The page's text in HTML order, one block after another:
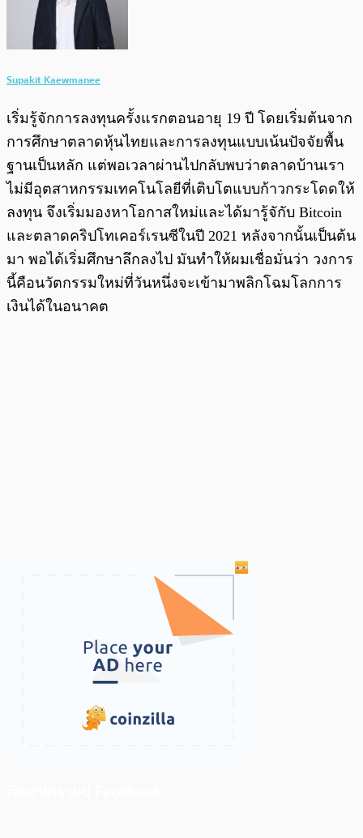
Supakit Kaewmanee
เริ่มรู้จักการลงทุนครั้งแรกตอนอายุ 19 ปี โดยเริ่มต้นจาก
การศึกษาตลาดหุ้นไทยและการลงทุนแบบเน้นปัจจัยพื้น
ฐานเป็นหลัก แต่พอเวลาผ่านไปกลับพบว่าตลาดบ้านเรา
ไม่มีอุตสาหกรรมเทคโนโลยีที่เติบโตแบบก้าวกระโดดให้
ลงทุน จึงเริ่มมองหาโอกาสใหม่และได้มารู้จักับ Bitcoin
และตลาดคริปโทเคอร์เรนซีในปี 2021 หลังจากนั้นเป็นต้น
มา พอได้เริ่มศึกษาลึกลงไป มันทำให้ผมเชื่อมั่นว่า วงการ
นี้คือนวัตกรรมใหม่ที่วันหนึ่งจะเข้ามาพลิกโฉมโลกการ
เงินได้ในอนาคต